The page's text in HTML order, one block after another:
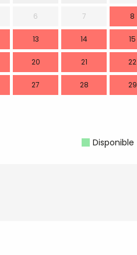
6 7 8
13 14 15
20 21 22
27 28 29
Disponible